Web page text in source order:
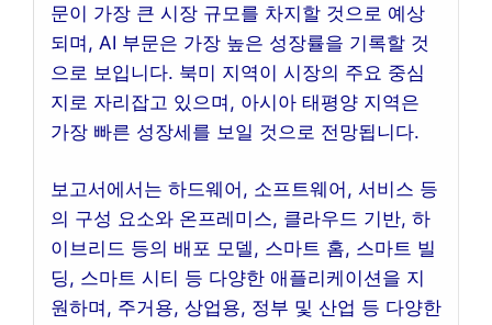
문이 가장 큰 시장 규모를 차지할 것으로 예상
되며, AI 부문은 가장 높은 성장률을 기록할 것
으로 보입니다. 북미 지역이 시장의 주요 중심
지로 자리잡고 있으며, 아시아 태평양 지역은
가장 빠른 성장세를 보일 것으로 전망됩니다.
보고서에서는 하드웨어, 소프트웨어, 서비스 등
의 구성 요소와 온프레미스, 클라우드 기반, 하
이브리드 등의 배포 모델, 스마트 홈, 스마트 빌
딩, 스마트 시티 등 다양한 애플리케이션을 지
원하며, 주거용, 상업용, 정부 및 산업 등 다양한